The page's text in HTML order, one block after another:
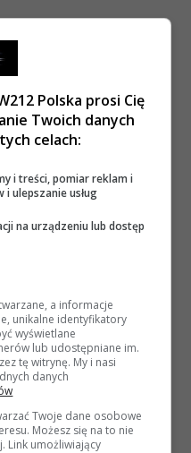
Polska prosi Cię
Twoich danych
celach:
i treści, pomiar reklam i
ulepszanie usług
na urządzeniu lub dostęp
a informacje
unikalne identyfikatory
wyświetlane
lub udostępniane im.
tę witrynę. My i nasi
danych
Twoje dane osobowe
Możesz się na to nie
Link umożliwiający